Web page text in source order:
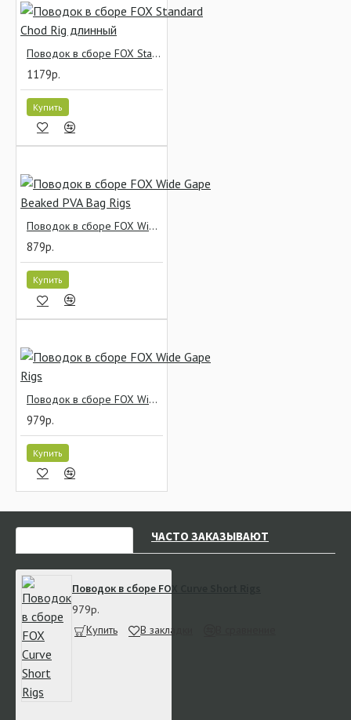
Поводок в сборе FOX Standard Chod Rig длинный
1179р.
Купить
Поводок в сборе FOX Wide Gape Beaked PVA Bag Rigs
879р.
Купить
Поводок в сборе FOX Wide Gape Rigs
979р.
Купить
ЧАСТО ЗАКАЗЫВАЮТ
Поводок в сборе FOX Curve Short Rigs
979р.
Купить
В закладки